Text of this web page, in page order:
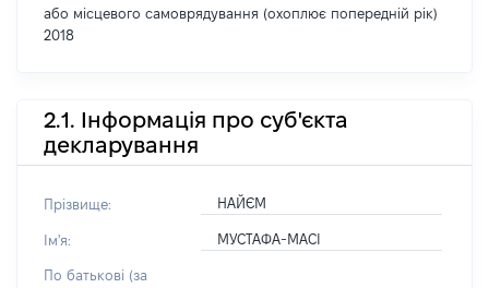
або місцевого самоврядування (охоплює попередній рік)
2018
2.1. Інформація про суб'єкта
декларування
Прізвище: НАЙЄМ
Ім'я: МУСТАФА-МАСІ
По батькові (за